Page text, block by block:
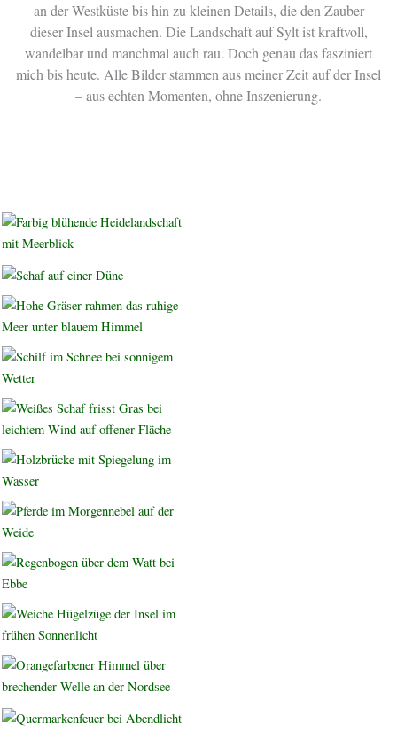
an der Westküste bis hin zu kleinen Details, die den Zauber
dieser Insel ausmachen. Die Landschaft auf Sylt ist kraftvoll,
wandelbar und manchmal auch rau. Doch genau das fasziniert
mich bis heute. Alle Bilder stammen aus meiner Zeit auf der Insel
– aus echten Momenten, ohne Inszenierung.